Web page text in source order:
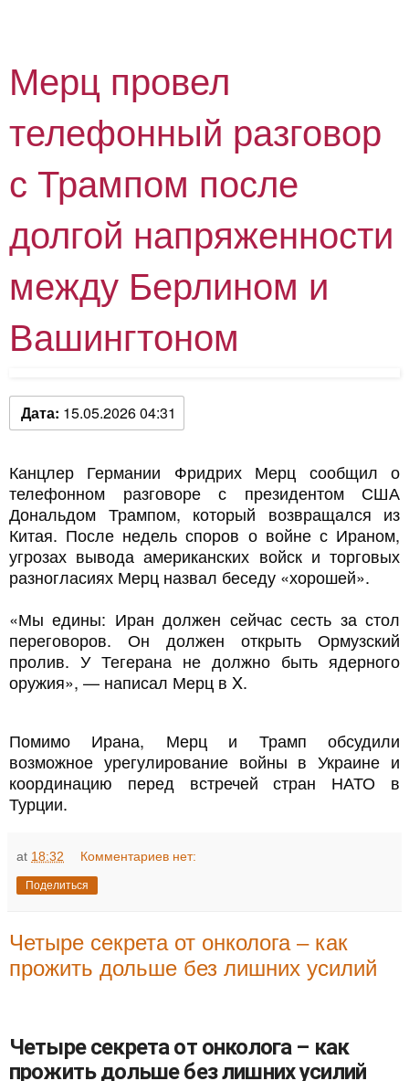
Мерц провел
телефонный разговор
с Трампом после
долгой напряженности
между Берлином и
Вашингтоном
Дата: 15.05.2026 04:31
Канцлер Германии Фридрих Мерц сообщил о
телефонном разговоре с президентом США
Дональдом Трампом, который возвращался из
Китая. После недель споров о войне с Ираном,
угрозах вывода американских войск и торговых
разногласиях Мерц назвал беседу «хорошей».
«Мы едины: Иран должен сейчас сесть за стол
переговоров. Он должен открыть Ормузский
пролив. У Тегерана не должно быть ядерного
оружия», — написал Мерц в X.
Помимо Ирана, Мерц и Трамп обсудили
возможное урегулирование войны в Украине и
координацию перед встречей стран НАТО в
Турции.
at 18:32 Комментариев нет:
Поделиться
Четыре секрета от онколога – как
прожить дольше без лишних усилий
Четыре секрета от онколога – как
прожить дольше без лишних усилий